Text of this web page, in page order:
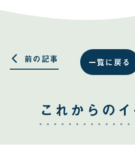
Facebook
る
Twitter
る 一覧に戻る
前の記事
これからの